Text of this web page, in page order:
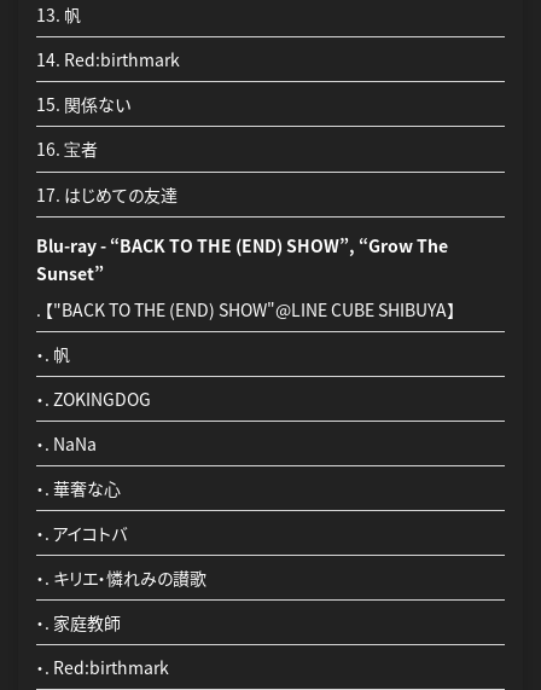
特典A：アイナ・ジ・エンド直筆サイン入りB2ポスター1枚
セット
└ニベアは既存商品にオリジナルシールを貼る仕様となります。
※【AL+DVD2枚組】【AL】は全国汎用特典となります。
13. 帆
14. Red:birthmark
15. 関係ない
16. 宝者
17. はじめての友達
Blu-ray - “BACK TO THE (END) SHOW”, “Grow The
Sunset”
. 【"BACK TO THE (END) SHOW"@LINE CUBE SHIBUYA】
・. 帆
・. ZOKINGDOG
・. NaNa
・. 華奢な心
・. アイコトバ
・. キリエ・憐れみの讃歌
・. 家庭教師
・. Red:birthmark
14. Red:birthmark
15. 関係ない
16. 宝者
17. はじめての友達
DVD - “BACK TO THE (END) SHOW”
. 【"BACK TO THE (END) SHOW"@LINE CUBE SHIBUYA】
02. ZOKINGDOG
03. NaNa
04. 華奢な心
05. アイコトバ
06. キリエ・憐れみの讃歌
07. 家庭教師
08. Red:birthmark
09. 虹
17. はじめての友達